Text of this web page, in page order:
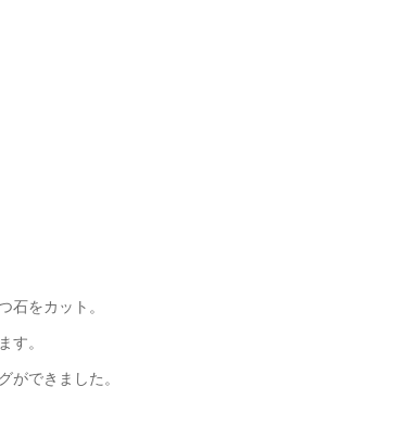
石をカット。
す。
ができました。